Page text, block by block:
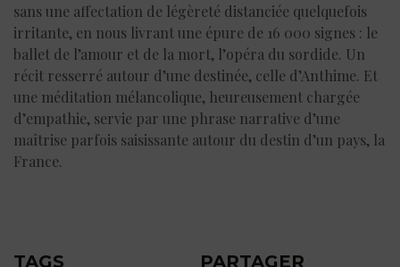
sans une affectation de légèreté distanciée quelquefois
irritante, en nous livrant une épure de 16 000 signes : le
ballet de l’amour et de la mort, l’opéra du sordide. Un
récit resserré autour d’une destinée, celle d’Anthime. Et
une méditation mélancolique, heureusement chargée
d’empathie, servie par une phrase narrative d’une
maîtrise parfois saisissante autour du destin d’un pays, la
France.
TAGS PARTAGER